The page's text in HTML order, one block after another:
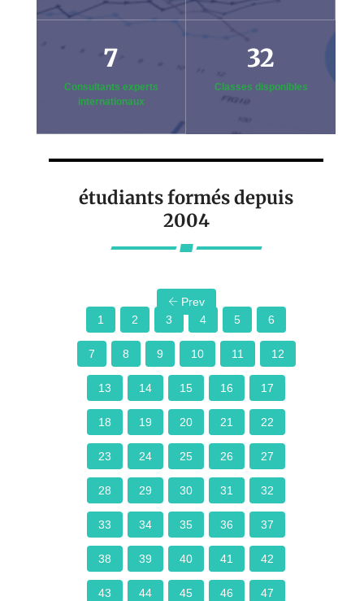
7
Consultants experts
internationaux
32
Classes disponibles
étudiants formés depuis
2004
Prev
1
2 3 4 5 6
7 8 9 10 11 12
13 14 15 16 17
18 19 20 21 22
23 24 25 26 27
28 29 30 31 32
33 34 35 36 37
38 39 40 41 42
43 44 45 46 47